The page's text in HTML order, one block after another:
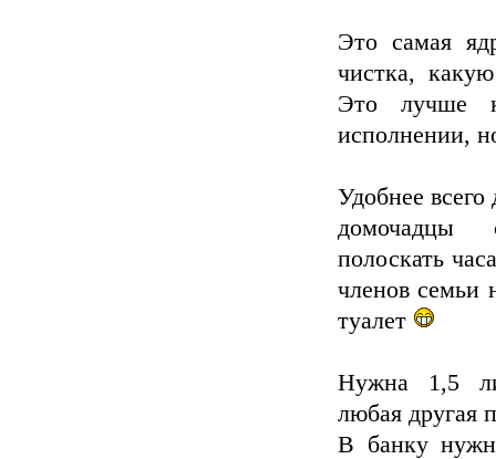
Это самая
чистка,
Это лучше
исполнении,
Удобнее всего
домочадцы
полоскать
членов семьи
туалет
Нужна 1,5
любая другая
В банку